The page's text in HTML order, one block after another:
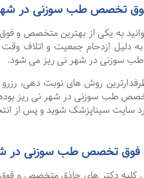
تخصص طب سوزنی در
توانید به یکی از بهترین متخصص
دلیل ازدحام جمعیت و اتلاف
در شهر نی ریز می شود.
روش های نوبت دهی،
سوزنی در شهر نی ریز بوده که
سایت سیناپزشک شوید و پس از
تخصص طب سوزنی در